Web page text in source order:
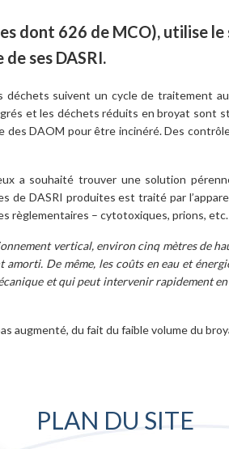
dont 626 de MCO), utilise le
ses DASRI.
suivent un cycle de traitement
et les déchets réduits en broyat sont
DAOM pour être incinéré. Des
a souhaité trouver une solution
de DASRI produites est traité par
– cytotoxiques, prions,
vertical, environ cinq mètres de
De même, les coûts en eau et
et qui peut intervenir rapidement
augmenté, du fait du faible volume du
PLAN DU SITE